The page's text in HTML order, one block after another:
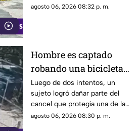
quienes circulan por la zona,
agosto 06, 2026 08:32 p. m.
Hombre es captado
robando una bicicleta
al ingresar a cochera
ajena en calle Rancho
Rodeo
Luego de dos intentos, un
sujeto logró dañar parte del
cancel que protegía una de las
puertas de una cochera
agosto 06, 2026 08:30 p. m.